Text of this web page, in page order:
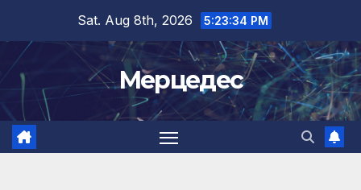
content
Sat. Aug 8th, 2026 5:23:34 PM
Мерцедес